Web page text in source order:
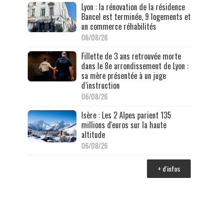
Lyon : la rénovation de la résidence
Bancel est terminée, 9 logements et
un commerce réhabilités
06/08/26
Fillette de 3 ans retrouvée morte
dans le 8e arrondissement de Lyon :
sa mère présentée à un juge
d’instruction
06/08/26
Isère : Les 2 Alpes parient 135
millions d'euros sur la haute
altitude
06/08/26
+ d'infos